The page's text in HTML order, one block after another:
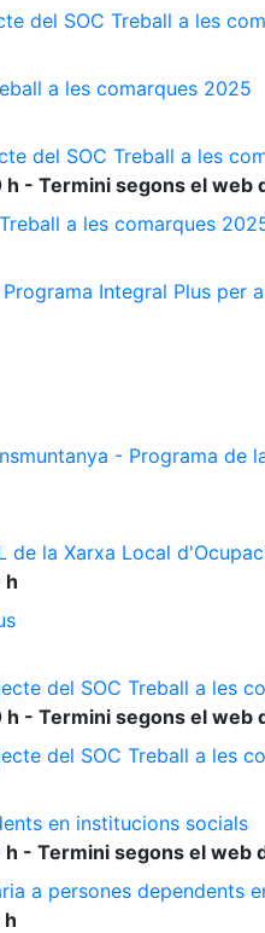
del SOC Treball a les
a les comarques 2025
del SOC Treball a les
- Termini segons el web
a les comarques
Integral Plus per
- Programa de
la Xarxa Local
h
del SOC Treball a les
- Termini segons el web
del SOC Treball a les
en institucions socials
- Termini segons el web
a persones dependents